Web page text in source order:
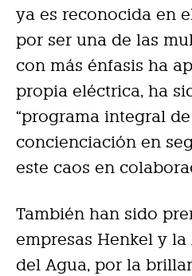
ya es reconocida en
por ser una de las
con más énfasis ha
propia eléctrica, ha
“programa integral
concienciación en
este caos en
También han sido
empresas Henkel y
del Agua, por la